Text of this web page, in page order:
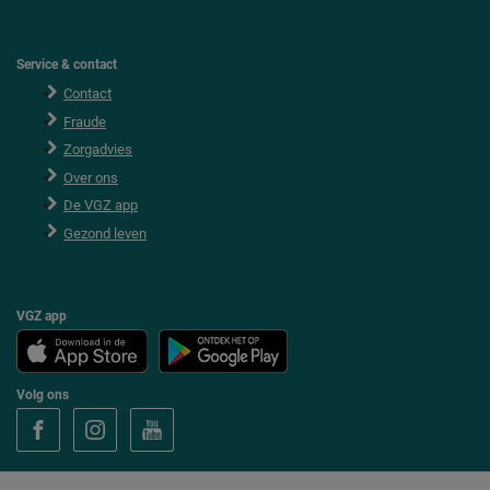
Service & contact
Contact
Fraude
Zorgadvies
Over ons
De VGZ app
Gezond leven
VGZ app
Volg ons
l
l
l